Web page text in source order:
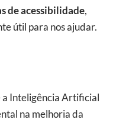
de acessibilidade,
útil para nos ajudar.
na melhoria da